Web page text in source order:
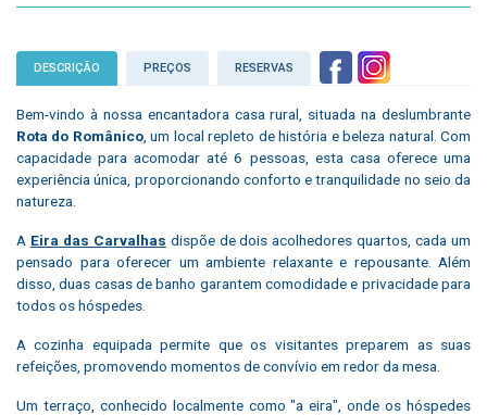
DESCRIÇÃO PREÇOS RESERVAS
Bem-vindo à nossa encantadora casa rural, situada na deslumbrante
Rota do Românico, um local repleto de história e beleza natural. Com
capacidade para acomodar até 6 pessoas, esta casa oferece uma
experiência única, proporcionando conforto e tranquilidade no seio da
natureza.
A Eira das Carvalhas dispõe de dois acolhedores quartos, cada um
pensado para oferecer um ambiente relaxante e repousante. Além
disso, duas casas de banho garantem comodidade e privacidade para
todos os hóspedes.
A cozinha equipada permite que os visitantes preparem as suas
refeições, promovendo momentos de convívio em redor da mesa.
Um terraço, conhecido localmente como "a eira", onde os hóspedes